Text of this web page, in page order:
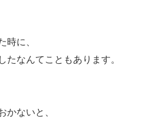
時に、
たなんてこともあります。
かないと、